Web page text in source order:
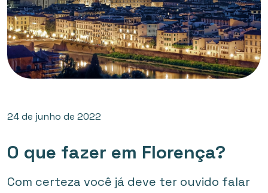
24 de junho de 2022
O que fazer em Florença?
Com certeza você já deve ter ouvido falar